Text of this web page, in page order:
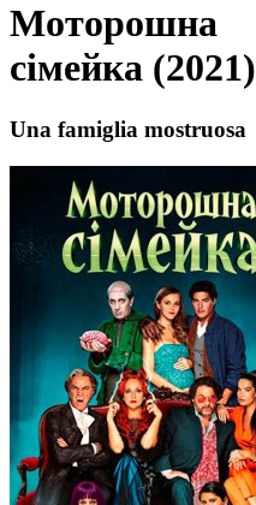
Моторошна
сімейка (2021)
Una famiglia mostruosa